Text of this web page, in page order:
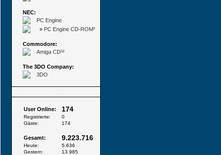
NEC:
PC Engine
» PC Engine CD-ROM²
Commodore:
Amiga CD³²
The 3DO Company:
3DO
User Online: 174
Registrierte:
0
Gäste:
174
Gesamt: 9.223.716
Heute:
5.636
Gestern:
13.985